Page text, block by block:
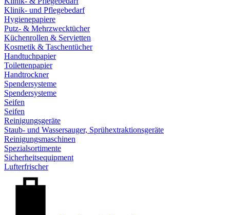
Klinik- und Pflegebedarf
Hygienepapiere
Putz- & Mehrzwecktücher
Küchenrollen & Servietten
Kosmetik & Taschentücher
Handtuchpapier
Toilettenpapier
Handtrockner
Spendersysteme
Spendersysteme
Seifen
Seifen
Reinigungsgeräte
Staub- und Wassersauger, Sprühextraktionsgeräte
Reinigungsmaschinen
Spezialsortimente
Sicherheitsequipment
Lufterfrischer